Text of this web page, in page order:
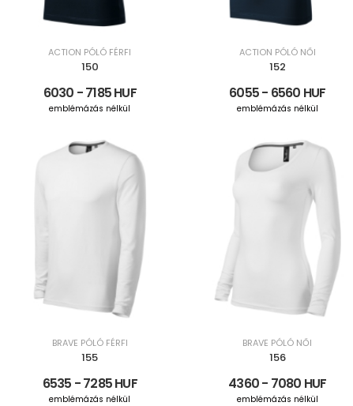
ACTION PÓLÓ FÉRFI
150
6030 - 7185 HUF
emblémázás nélkül
ACTION PÓLÓ NŐI
152
6055 - 6560 HUF
emblémázás nélkül
BRAVE PÓLÓ FÉRFI
155
6535 - 7285 HUF
emblémázás nélkül
BRAVE PÓLÓ NŐI
156
4360 - 7080 HUF
emblémázás nélkül